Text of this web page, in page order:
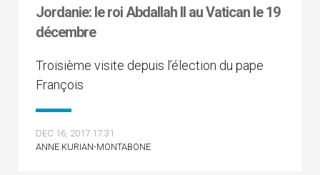
Jordanie: le roi Abdallah II au Vatican le 19
décembre
Troisième visite depuis l’élection du pape
François
DEC 16, 2017 17:31
ANNE KURIAN-MONTABONE